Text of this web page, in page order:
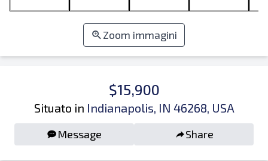
Zoom immagini
$15,900
Situato in Indianapolis, IN 46268, USA
Message Share